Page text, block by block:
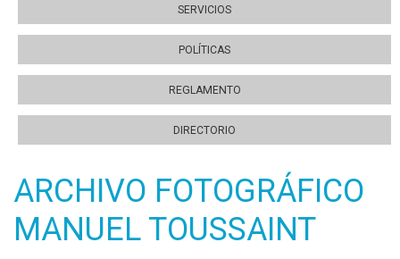
SERVICIOS
POLÍTICAS
REGLAMENTO
DIRECTORIO
ARCHIVO FOTOGRÁFICO
MANUEL TOUSSAINT